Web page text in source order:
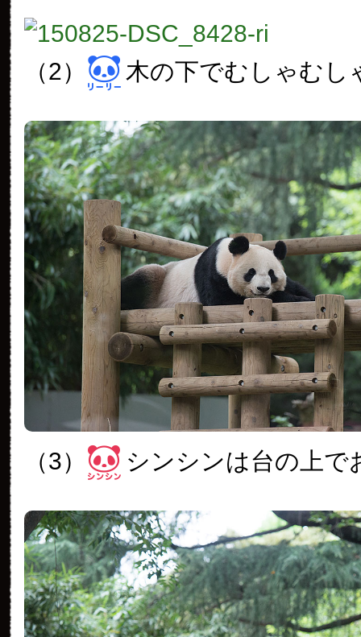
（2） 木の下でむしゃむし
（3） シンシンは台の上で